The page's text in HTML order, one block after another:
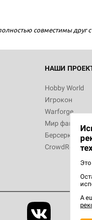
совместимы друг
НАШИ
Hobby World
Игрокон
Warforge
Мир
Берсерк
CrowdRepublic
А